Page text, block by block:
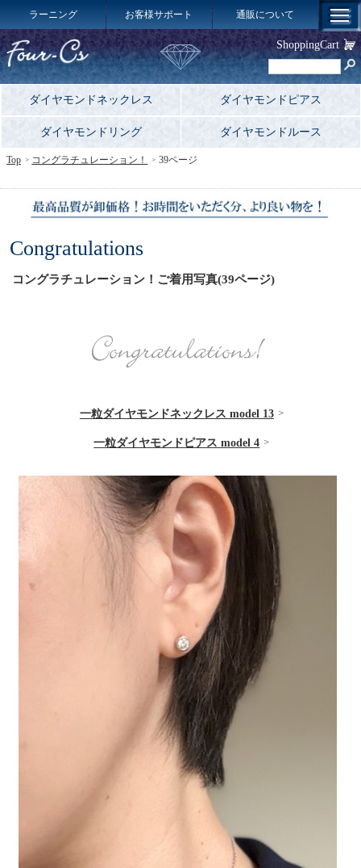
ラーニング お客様サポート 通販について
ダイヤモンドネックレス ダイヤモンドピアス
ダイヤモンドリング ダイヤモンドルース
Congratulations
コングラチュレーション！ご着用写真(39ページ)
一粒ダイヤモンドネックレス model 13
一粒ダイヤモンドピアス model 4
Top コングラチュレーション！ 39ページ
ShoppingCart